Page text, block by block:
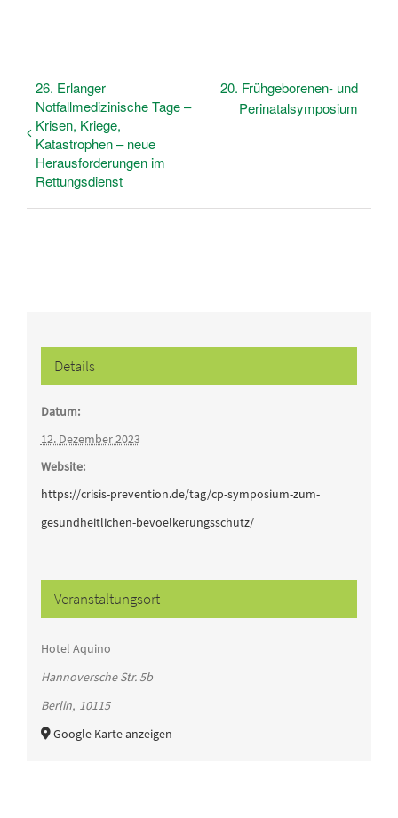
26. Erlanger
Notfallmedizinische Tage –
Krisen, Kriege,
Katastrophen – neue
Herausforderungen im
Rettungsdienst
20. Frühgeborenen- und
Perinatalsymposium
Details
Datum:
12. Dezember 2023
Website:
https://crisis-prevention.de/tag/cp-symposium-zum-
gesundheitlichen-bevoelkerungsschutz/
Veranstaltungsort
Hotel Aquino
Hannoversche Str. 5b
Berlin, 10115
Google Karte anzeigen